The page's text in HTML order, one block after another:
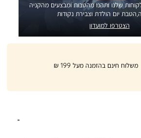
שלנו ותהנו מהטבות ומבצעים מהקניה
יום הולדת וצבירת נקודות
הצטרפו למועדון
משלוח חינם בהזמנה מעל 199 ₪